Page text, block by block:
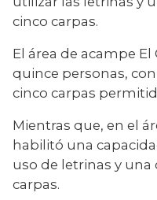
cinco carpas.
El área de acampe
quince personas,
cinco carpas
Mientras que, en el
habilitó una
uso de letrinas y
carpas.